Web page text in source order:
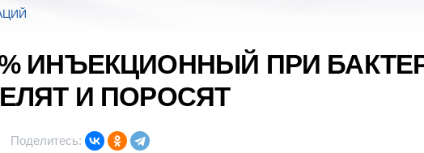
ИНЪЕКЦИОННЫЙ ПРИ
И ПОРОСЯТ
Поделитесь: